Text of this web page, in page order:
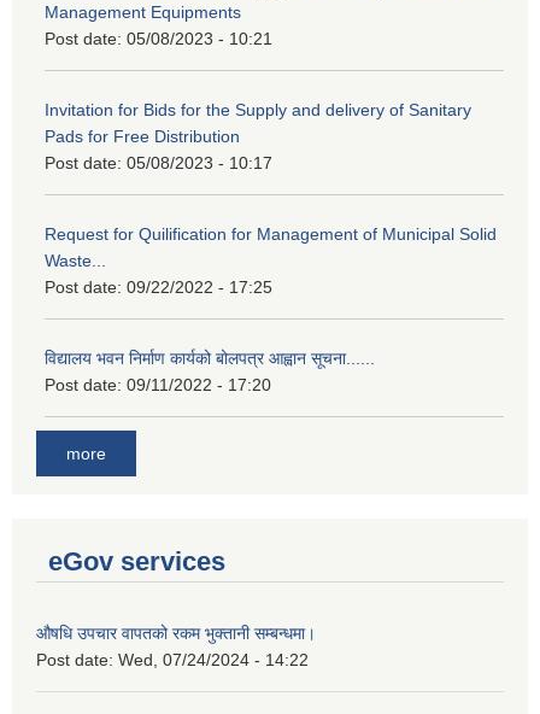
Management Equipments
Post date: 05/08/2023 - 10:21
Invitation for Bids for the Supply and delivery of Sanitary
Pads for Free Distribution
Post date: 05/08/2023 - 10:17
Request for Quilification for Management of Municipal Solid
Waste...
Post date: 09/22/2022 - 17:25
विद्यालय भवन निर्माण कार्यको बोलपत्र आह्वान सूचना......
Post date: 09/11/2022 - 17:20
more
eGov services
औषधि उपचार वापतको रकम भुक्तानी सम्बन्धमा।
Post date: Wed, 07/24/2024 - 14:22